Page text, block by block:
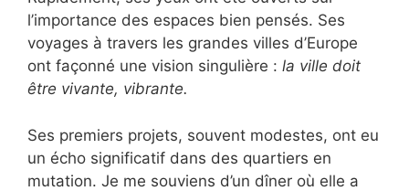
l’importance des espaces bien pensés. Ses
voyages à travers les grandes villes d’Europe
ont façonné une vision singulière : la ville doit
être vivante, vibrante.
Ses premiers projets, souvent modestes, ont eu
un écho significatif dans des quartiers en
mutation. Je me souviens d’un dîner où elle a